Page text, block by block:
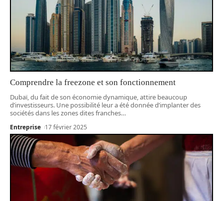
Comprendre la freezone et son fonctionnement
Dubaï, du fait de son économie dynamique, attire beaucoup
d’investisseurs. Une possibilité leur a été donnée d’implanter des
sociétés dans les zones dites franches…
Entreprise 17 février 2025